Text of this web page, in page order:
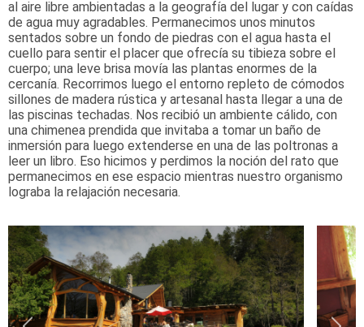
al aire libre ambientadas a la geografía del lugar y con caídas
de agua muy agradables. Permanecimos unos minutos
sentados sobre un fondo de piedras con el agua hasta el
cuello para sentir el placer que ofrecía su tibieza sobre el
cuerpo; una leve brisa movía las plantas enormes de la
cercanía. Recorrimos luego el entorno repleto de cómodos
sillones de madera rústica y artesanal hasta llegar a una de
las piscinas techadas. Nos recibió un ambiente cálido, con
una chimenea prendida que invitaba a tomar un baño de
inmersión para luego extenderse en una de las poltronas a
leer un libro. Eso hicimos y perdimos la noción del rato que
permanecimos en ese espacio mientras nuestro organismo
lograba la relajación necesaria.